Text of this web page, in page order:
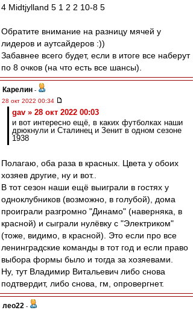
4 Midtjylland 5 1 2 2 10-8 5
Обратите внимание на разницу мячей у
лидеров и аутсайдеров :))
Забавнее всего будет, если в итоге все наберут
по 8 очков (на что есть все шансы).
Карелин -
28 окт 2022 00:34
gav » 28 окт 2022 00:03
и вот интересно ещё, в каких футболках наши
дрюкнули и Сталинец и Зенит в одном сезоне
1938
Полагаю, оба раза в красных. Цвета у обоих
хозяев другие, ну и вот..
В тот сезон наши ещё выиграли в гостях у
одноклубников (возможно, в голубой), дома
проиграли разгромно "Динамо" (наверняка, в
красной) и сыграли нулёвку с "Электриком"
(тоже, видимо, в красной). Это если про все
ленинградские команды в тот год и если право
выбора формы было и тогда за хозяевами.
Ну, тут Владимир Витальевич либо снова
подтвердит, либо снова, гм, опровергнет.
лео22 -